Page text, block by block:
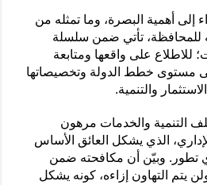
أهمية البصرة، وما تمثله من
للمحافظة، تأتي ضمن سلسلة
للاطلاع على واقعها ومتابعة
مستوى خطط الدولة وتخصيصاتها
والتنمية.
التنمية والخدمات مرهون
الذي يشكل العائق الأساس
تطور. وبيّن أن مكافحته ضمن
يتم التهاون إزاءه، كونه يشكل